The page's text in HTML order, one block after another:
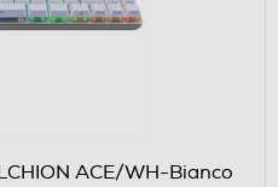
ACE/WH-Bianco